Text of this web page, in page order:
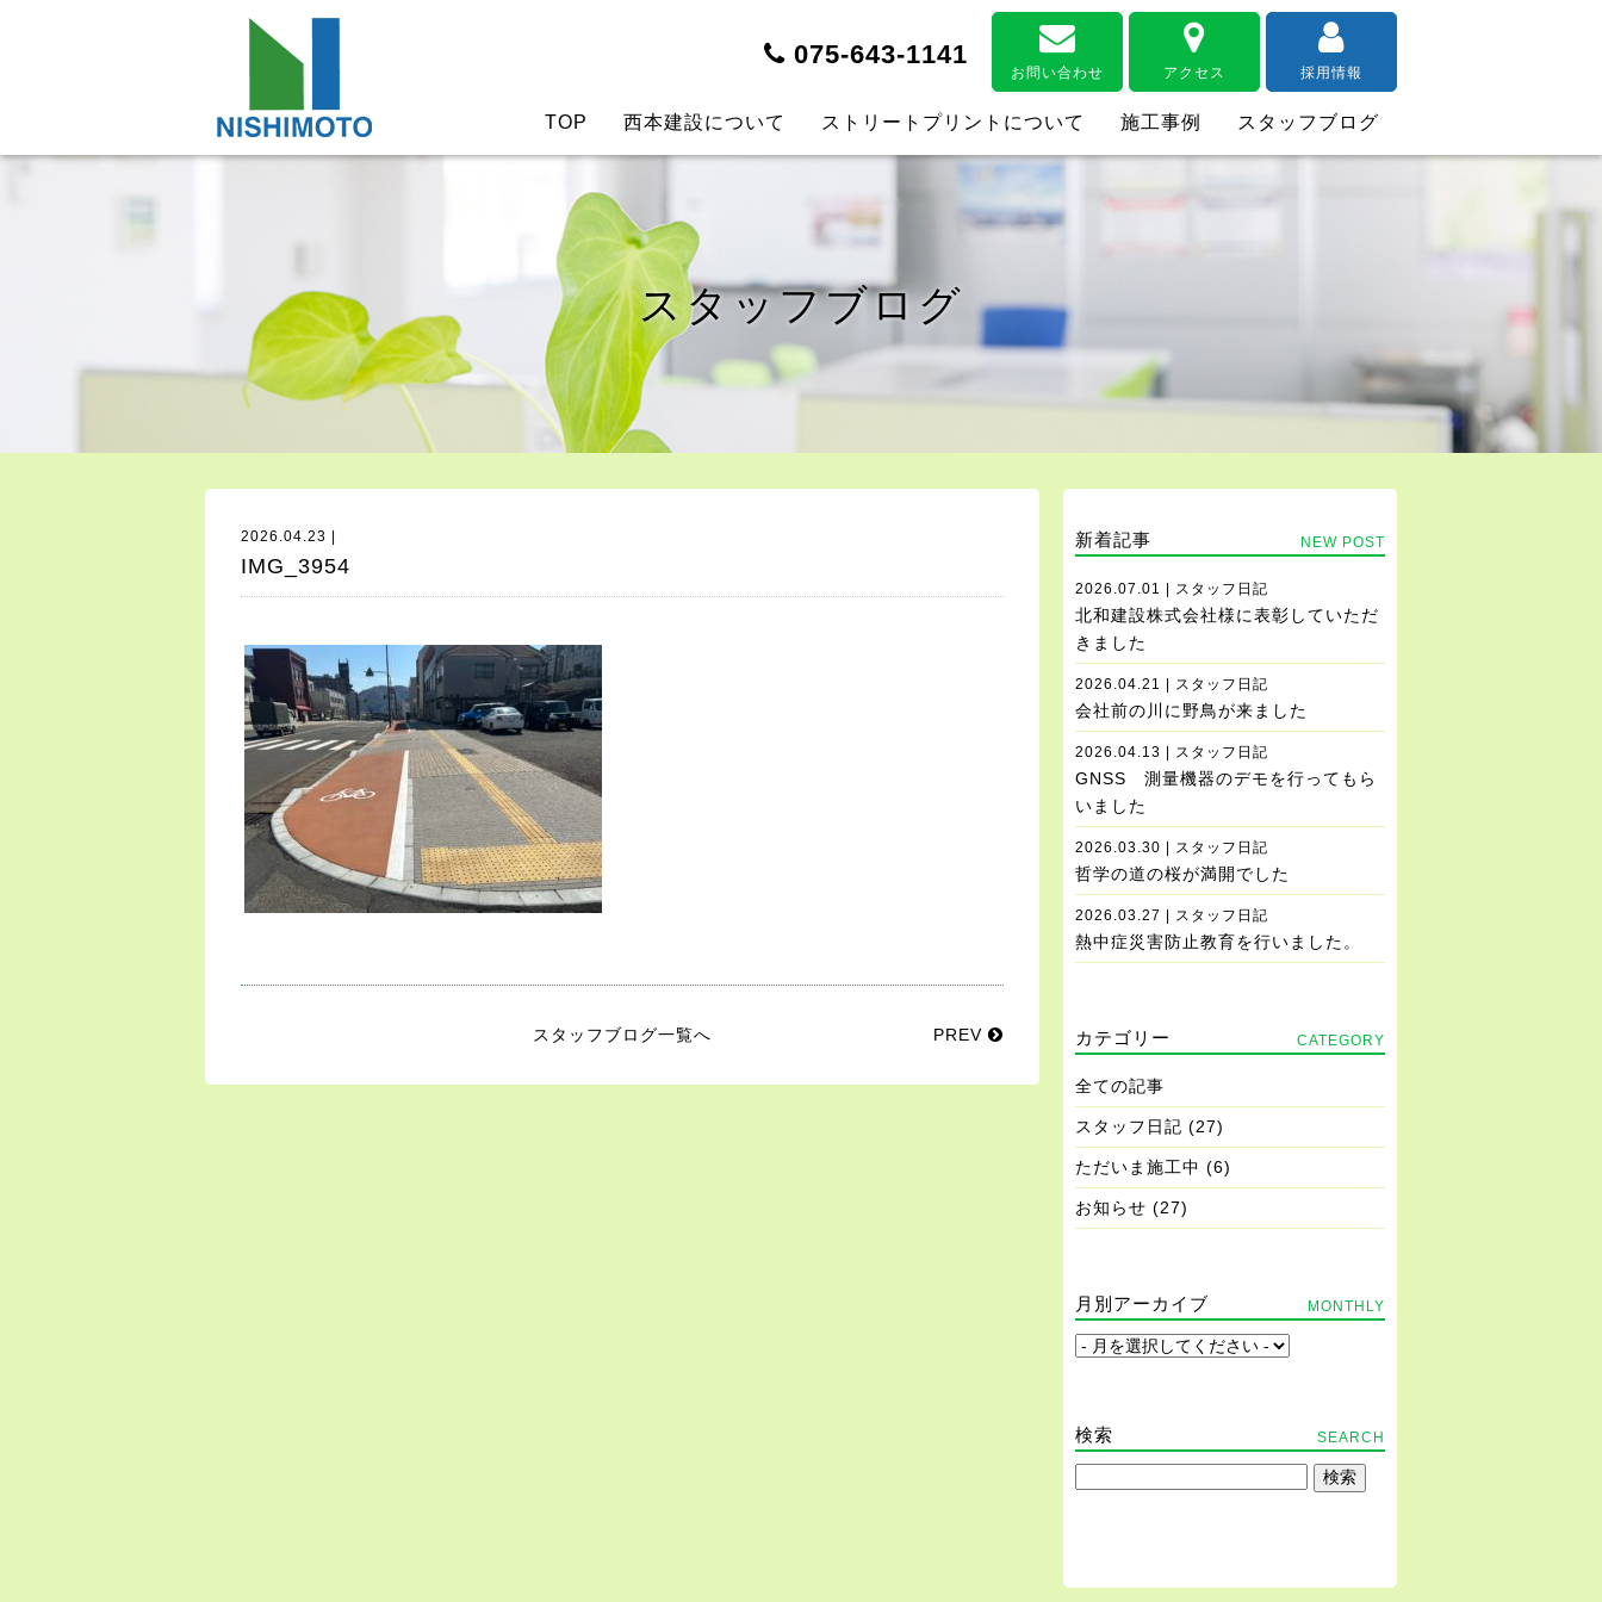
075-643-1141
お問い合わせ アクセス 採用情報
TOP 西本建設について ストリートプリントについて 施工事例 スタッフブログ
スタッフブログ
2026.04.23 |
IMG_3954
スタッフブログ一覧へ PREV
新着記事 NEW POST
2026.07.01 | スタッフ日記
北和建設株式会社様に表彰していただ
きました
2026.04.21 | スタッフ日記
会社前の川に野鳥が来ました
2026.04.13 | スタッフ日記
GNSS 測量機器のデモを行ってもら
いました
2026.03.30 | スタッフ日記
哲学の道の桜が満開でした
2026.03.27 | スタッフ日記
熱中症災害防止教育を行いました。
カテゴリー CATEGORY
全ての記事
スタッフ日記 (27)
ただいま施工中 (6)
お知らせ (27)
月別アーカイブ MONTHLY
検索 SEARCH